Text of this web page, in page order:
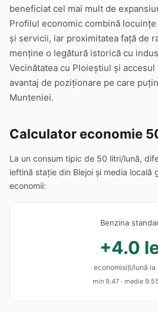
beneficiat cel mai mult de
Profilul economic combină
și servicii, iar proximitatea față de
menține o legătură istorică cu
Vecinătatea cu Ploieștiul și
avantaj de poziționare pe care
Munteniei.
Calculator economie
La un consum tipic de 50 litri/lună,
ieftină stație din Blejoi și media locală
economii:
Benzina
+4.0
economisiți/lună la
min 9.47 · medie